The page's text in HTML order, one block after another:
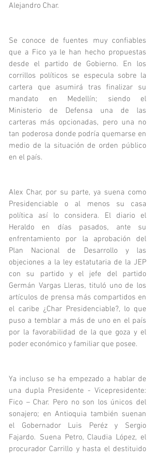
Alejandro Char.
Se conoce de fuentes muy confiables
que a Fico ya le han hecho propuestas
desde el partido de Gobierno. En los
corrillos políticos se especula sobre la
cartera que asumirá tras finalizar su
mandato en Medellín; siendo el
Ministerio de Defensa una de las
carteras más opcionadas, pero una no
tan poderosa donde podría quemarse en
medio de la situación de orden público
en el país.
Alex Char, por su parte, ya suena como
Presidenciable o al menos su casa
política así lo considera. El diario el
Heraldo en días pasados, ante su
enfrentamiento por la aprobación del
Plan Nacional de Desarrollo y las
objeciones a la ley estatutaria de la JEP
con su partido y el jefe del partido
Germán Vargas Lleras, tituló uno de los
artículos de prensa más compartidos en
el caribe ¿Char Presidenciable?, lo que
puso a temblar a más de uno en el país
por la favorabilidad de la que goza y el
poder económico y familiar que posee.
Ya incluso se ha empezado a hablar de
una dupla Presidente - Vicepresidente:
Fico – Char. Pero no son los únicos del
sonajero; en Antioquia también suenan
el Gobernador Luis Peréz y Sergio
Fajardo. Suena Petro, Claudia López, el
procurador Carrillo y hasta el destituido